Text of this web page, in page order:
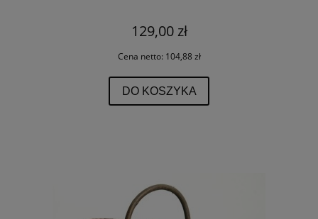
129,00 zł
Cena netto: 104,88 zł
DO KOSZYKA